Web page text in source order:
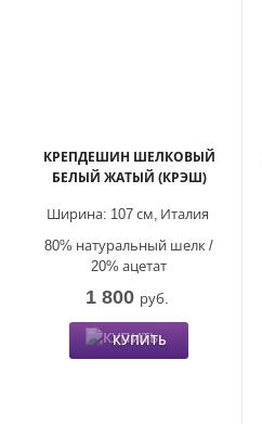
КРЕПДЕШИН ШЕЛКОВЫЙ
БЕЛЫЙ ЖАТЫЙ (КРЭШ)
Италия
Ширина: 107 см,
80% натуральный шелк /
20% ацетат
1 800 руб.
КУПИТЬ